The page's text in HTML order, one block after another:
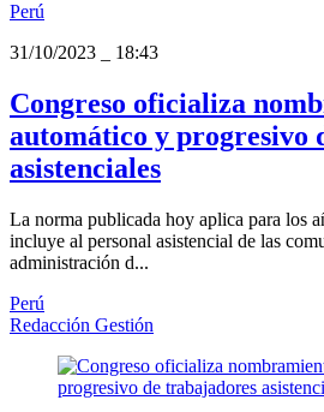
Perú
31/10/2023
18:43
Congreso oficializa
automático y progresivo
asistenciales
La norma publicada hoy aplica para los
incluye al personal asistencial de las
administración d...
Perú
Redacción Gestión